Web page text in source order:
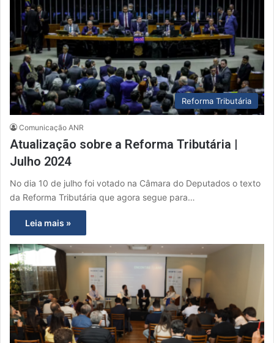
Reforma Tributária
Comunicação ANR
Atualização sobre a Reforma Tributária |
Julho 2024
No dia 10 de julho foi votado na Câmara do Deputados o texto
da Reforma Tributária que agora segue para…
Leia mais »